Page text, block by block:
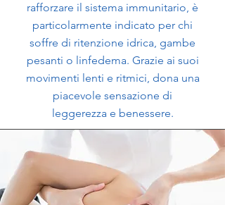
rafforzare il sistema immunitario, è
particolarmente indicato per chi
soffre di ritenzione idrica, gambe
pesanti o linfedema. Grazie ai suoi
movimenti lenti e ritmici, dona una
piacevole sensazione di
leggerezza e benessere.